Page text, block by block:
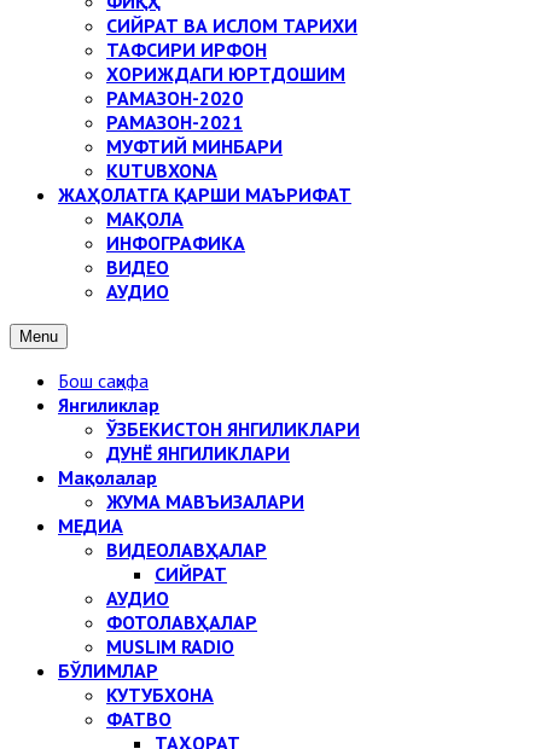
СИЙРАТ ВА ИСЛОМ ТАРИХИ
ТАФСИРИ ИРФОН
ХОРИЖДАГИ ЮРТДОШИМ
РАМАЗОН-2020
РАМАЗОН-2021
МУФТИЙ МИНБАРИ
KUTUBXONA
ЖАҲОЛАТГА ҚАРШИ МАЪРИФАТ
МАҚОЛА
ИНФОГРАФИКА
ВИДЕО
АУДИО
Menu
Бош саҳифа
Янгиликлар
ЎЗБЕКИСТОН ЯНГИЛИКЛАРИ
ДУНЁ ЯНГИЛИКЛАРИ
Мақолалар
ЖУМА МАВЪИЗАЛАРИ
МЕДИА
ВИДЕОЛАВҲАЛАР
СИЙРАТ
АУДИО
ФОТОЛАВҲАЛАР
MUSLIM RADIO
БЎЛИМЛАР
КУТУБХОНА
ФАТВО
ТАҲОРАТ